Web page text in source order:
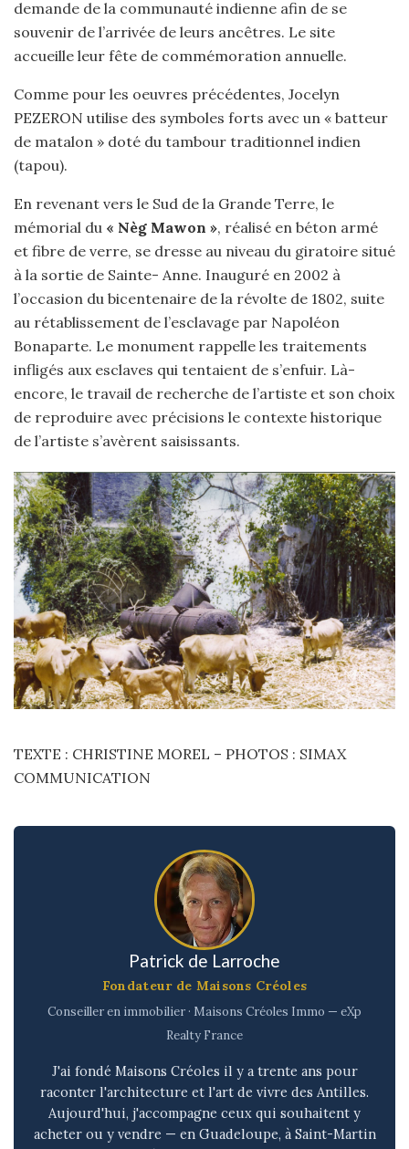
demande de la communauté indienne afin de se
souvenir de l’arrivée de leurs ancêtres. Le site
accueille leur fête de commémoration annuelle.
Comme pour les oeuvres précédentes, Jocelyn
PEZERON utilise des symboles forts avec un « batteur
de matalon » doté du tambour traditionnel indien
(tapou).
En revenant vers le Sud de la Grande Terre, le
mémorial du « Nèg Mawon », réalisé en béton armé
et fibre de verre, se dresse au niveau du giratoire situé
à la sortie de Sainte- Anne. Inauguré en 2002 à
l’occasion du bicentenaire de la révolte de 1802, suite
au rétablissement de l’esclavage par Napoléon
Bonaparte. Le monument rappelle les traitements
infligés aux esclaves qui tentaient de s’enfuir. Là-
encore, le travail de recherche de l’artiste et son choix
de reproduire avec précisions le contexte historique
de l’artiste s’avèrent saisissants.
TEXTE : CHRISTINE MOREL – PHOTOS : SIMAX
COMMUNICATION
Patrick de Larroche
Fondateur de Maisons Créoles
Conseiller en immobilier · Maisons Créoles Immo — eXp
Realty France
J'ai fondé Maisons Créoles il y a trente ans pour
raconter l'architecture et l'art de vivre des Antilles.
Aujourd'hui, j'accompagne ceux qui souhaitent y
acheter ou y vendre — en Guadeloupe, à Saint-Martin